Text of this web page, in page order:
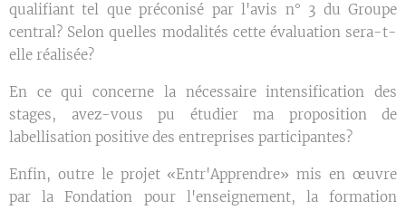
qualifiant tel que préconisé par l'avis n° 3 du Groupe
central? Selon quelles modalités cette évaluation sera-t-
elle réalisée?
En ce qui concerne la nécessaire intensification des
stages, avez-vous pu étudier ma proposition de
labellisation positive des entreprises participantes?
Enfin, outre le projet «Entr'Apprendre» mis en œuvre
par la Fondation pour l'enseignement, la formation